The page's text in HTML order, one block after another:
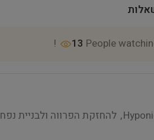
13 People
, להחזקת הפרווה ולבניית נפח